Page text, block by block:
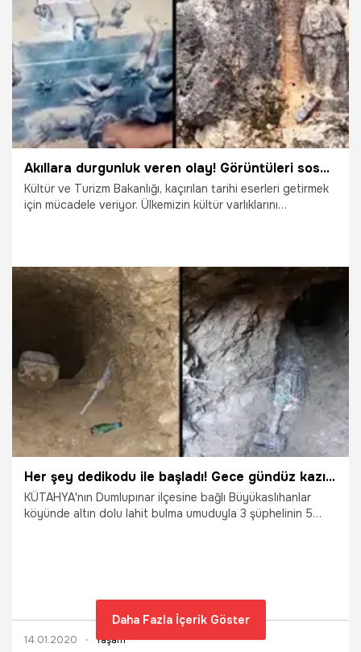
5.05.2020 Yaşam
Akıllara durgunluk veren olay! Görüntüleri sosyal medyada yayınladılar
Kültür ve Turizm Bakanlığı, kaçırılan tarihi eserleri getirmek
için mücadele veriyor. Ülkemizin kültür varlıklarını
Yaşam
Her şey dedikodu ile başladı! Gece gündüz kazıp...
KÜTAHYA'nın Dumlupınar ilçesine bağlı Büyükaslıhanlar
köyünde altın dolu lahit bulma umuduyla 3 şüphelinin 5
14.01.2020 Yaşam
Daha Fazla İçerik Göster